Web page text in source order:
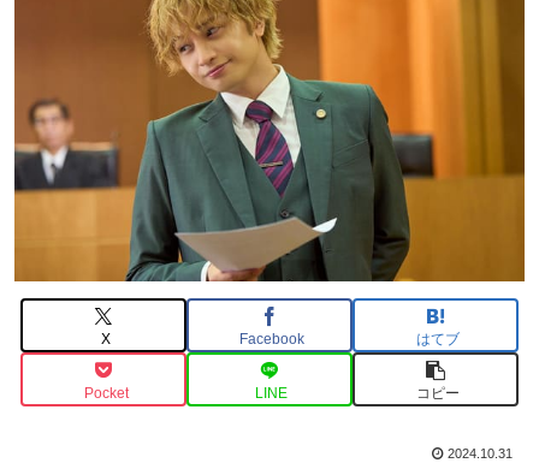
X Facebook はてブ
Pocket LINE コピー
2024.10.31